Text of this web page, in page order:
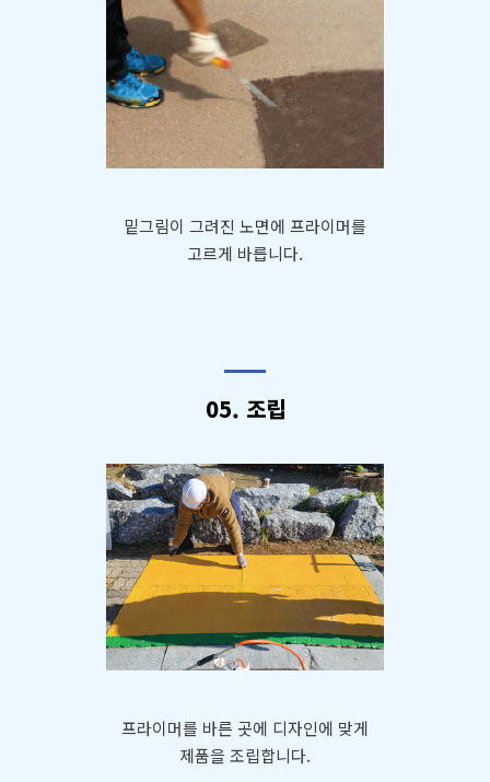
밑그림이 그려진 노면에 프라이머를
고르게 바릅니다.
05. 조립
프라이머를 바른 곳에 디자인에 맞게
제품을 조립합니다.